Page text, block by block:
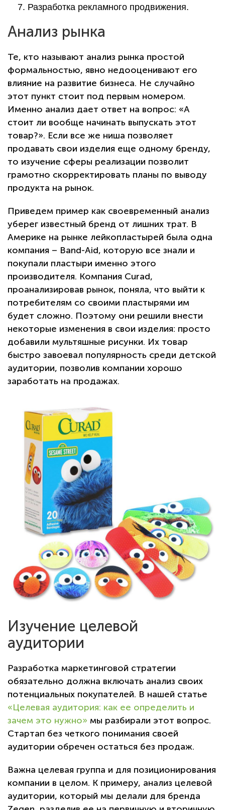
Разработка рекламного продвижения.
Анализ рынка
Те, кто называют анализ рынка простой
формальностью, явно недооценивают его
влияние на развитие бизнеса. Не случайно
этот пункт стоит под первым номером.
Именно анализ дает ответ на вопрос: «А
стоит ли вообще начинать выпускать этот
товар?». Если все же ниша позволяет
продавать свои изделия еще одному бренду,
то изучение сферы реализации позволит
грамотно скорректировать планы по выводу
продукта на рынок.
Приведем пример как своевременный анализ
уберег известный бренд от лишних трат. В
Америке на рынке лейкопластырей была одна
компания – Band-Aid, которую все знали и
покупали пластыри именно этого
производителя. Компания Curad,
проанализировав рынок, поняла, что выйти к
потребителям со своими пластырями им
будет сложно. Поэтому они решили внести
некоторые изменения в свои изделия: просто
добавили мультяшные рисунки. Их товар
быстро завоевал популярность среди детской
аудитории, позволив компании хорошо
заработать на продажах.
Изучение целевой
аудитории
Разработка маркетинговой стратегии
обязательно должна включать анализ своих
потенциальных покупателей. В нашей статье
«Целевая аудитория: как ее определить и
зачем это нужно» мы разбирали этот вопрос.
Стартап без четкого понимания своей
аудитории обречен остаться без продаж.
Важна целевая группа и для позиционирования
компании в целом. К примеру, анализ целевой
аудитории, который мы делали для бренда